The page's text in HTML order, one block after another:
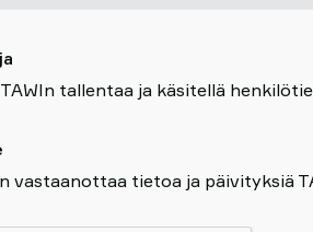
tallentaa ja käsitellä
vastaanottaa tietoa ja päivityksiä